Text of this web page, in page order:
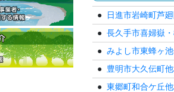
日進市岩崎町芦
長久手市喜婦嶽
みよし市東蜂ヶ
豊明市大久伝町
東郷町和合ケ丘